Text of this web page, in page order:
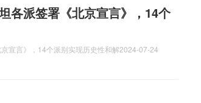
各派签署《北京宣言》，14个
宣言》，14个派别实现历史性和解2024-07-24